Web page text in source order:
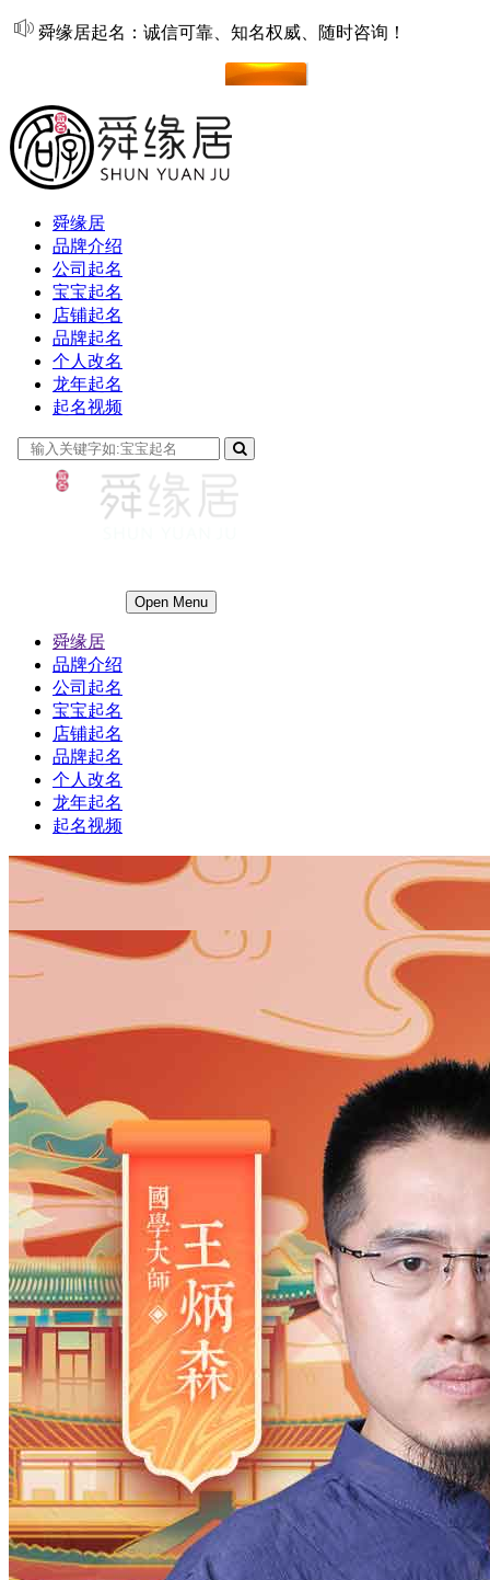
舜缘居起名：诚信可靠、知名权威、随时咨询！
舜缘居
品牌介绍
公司起名
宝宝起名
店铺起名
品牌起名
个人改名
龙年起名
起名视频
Open Menu
舜缘居
品牌介绍
公司起名
宝宝起名
店铺起名
品牌起名
个人改名
龙年起名
起名视频
男
男 女
出生时间
2026年 日20 时9分
年
2028
2027 2026 2025 2024
2023
2022
2021 2020 2019 2018
2015
2014 2013 2012 2011
2009
2008 2007 2006 2005
2003
2002
2001 2000 1999 1998
1997
1995 1994 1993 1991
1990
1989
1988 1987 1986 1985
1984
1983
1982 1981 1980 1979 1978
1977
1976
1975 1974 1973 1972
1971
1969 1968 1967 1966 1965
1964
1963
1962 1961 1960 1959
1958
1957
1956 1955 1953 1952
1951
1950
1949 1948 1947
1944
1943 1942 1941 1940 1939
1938